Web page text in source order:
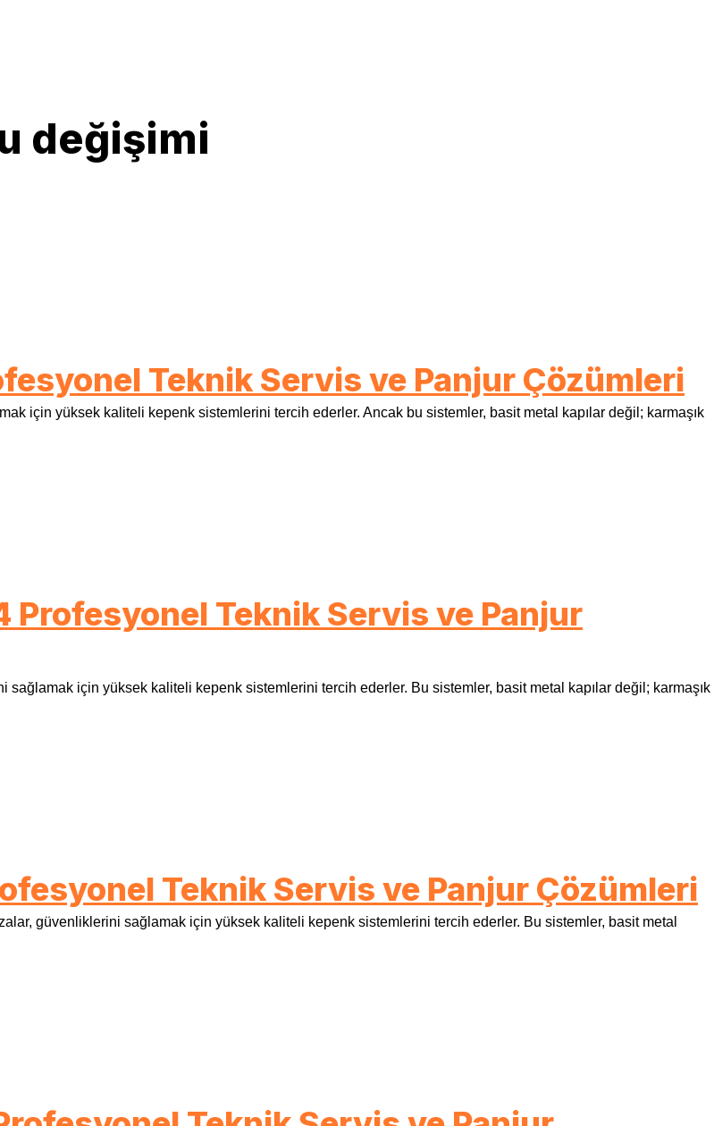
değişimi
Teknik Servis ve Panjur Çözümleri
için yüksek kaliteli kepenk sistemlerini tercih ederler. Ancak bu sistemler, basit metal kapılar değil; karmaşık
Teknik Servis ve Panjur
için yüksek kaliteli kepenk sistemlerini tercih ederler. Bu sistemler, basit metal kapılar değil; karmaşık
Teknik Servis ve Panjur Çözümleri
güvenliklerini sağlamak için yüksek kaliteli kepenk sistemlerini tercih ederler. Bu sistemler, basit metal